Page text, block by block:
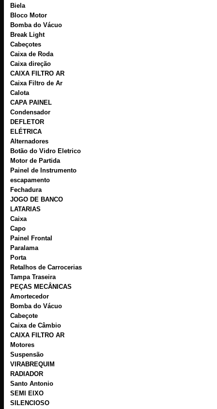
Biela
Bloco Motor
Bomba do Vácuo
Break Light
Cabeçotes
Caixa de Roda
Caixa direção
CAIXA FILTRO AR
Caixa Filtro de Ar
Calota
CAPA PAINEL
Condensador
DEFLETOR
ELÉTRICA
Alternadores
Botão do Vidro Eletrico
Motor de Partida
Painel de Instrumento
escapamento
Fechadura
JOGO DE BANCO
LATARIAS
Caixa
Capo
Painel Frontal
Paralama
Porta
Retalhos de Carrocerias
Tampa Traseira
PEÇAS MECÂNICAS
Amortecedor
Bomba do Vácuo
Cabeçote
Caixa de Câmbio
CAIXA FILTRO AR
Motores
Suspensão
VIRABREQUIM
RADIADOR
Santo Antonio
SEMI EIXO
SILENCIOSO